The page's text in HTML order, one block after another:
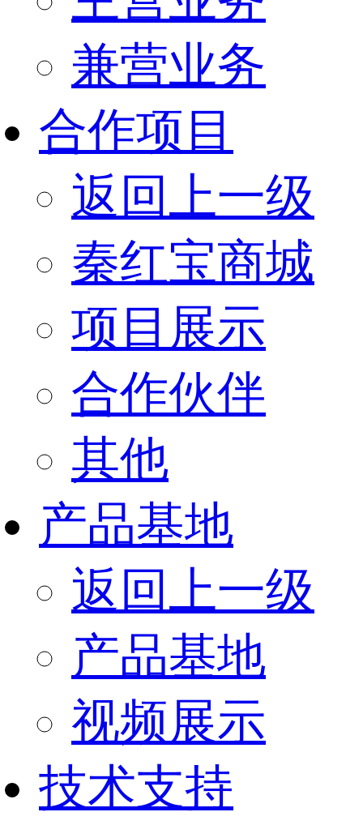
兼营业务
合作项目
返回上一级
秦红宝商城
项目展示
合作伙伴
其他
产品基地
返回上一级
产品基地
视频展示
技术支持